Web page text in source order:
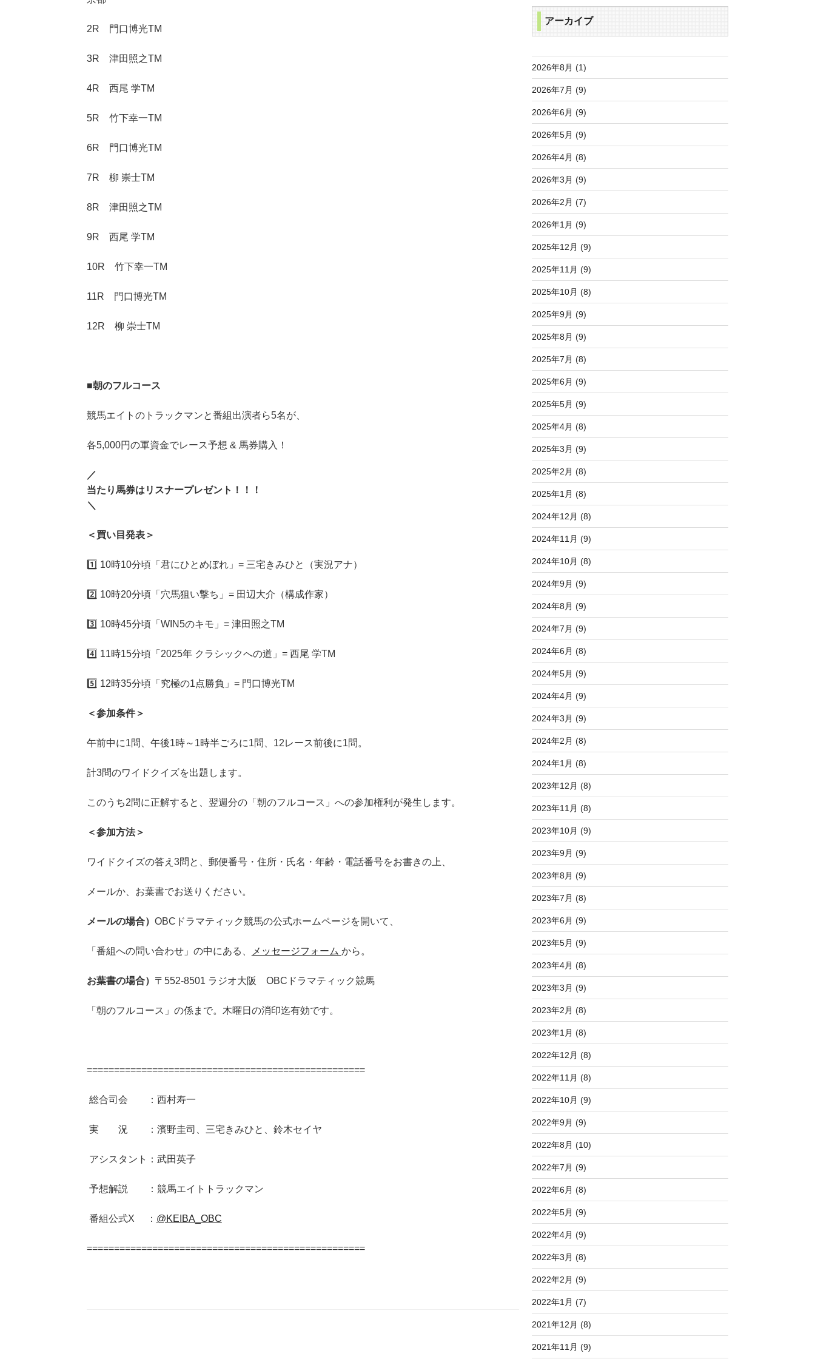
2R 門口博光TM
3R 津田照之TM
4R 西尾 学TM
5R 竹下幸一TM
6R 門口博光TM
7R 柳 崇士TM
8R 津田照之TM
9R 西尾 学TM
10R 竹下幸一TM
11R 門口博光TM
12R 柳 崇士TM
■朝のフルコース
競馬エイトのトラックマンと番組出演者ら5名が、
各5,000円の軍資金でレース予想 & 馬券購入！
／
当たり馬券はリスナープレゼント！！！
＼
＜買い目発表＞
1️⃣ 10時10分頃「君にひとめぼれ」= 三宅きみひと（実況アナ）
2️⃣ 10時20分頃「穴馬狙い撃ち」= 田辺大介（構成作家）
3️⃣ 10時45分頃「WIN5のキモ」= 津田照之TM
4️⃣ 11時15分頃「2025年 クラシックへの道」= 西尾 学TM
5️⃣ 12時35分頃「究極の1点勝負」= 門口博光TM
＜参加条件＞
午前中に1問、午後1時～1時半ごろに1問、12レース前後に1問。
計3問のワイドクイズを出題します。
このうち2問に正解すると、翌週分の「朝のフルコース」への参加権利が発生します。
＜参加方法＞
ワイドクイズの答え3問と、郵便番号・住所・氏名・年齢・電話番号をお書きの上、
メールか、お葉書でお送りください。
メールの場合） OBCドラマティック競馬の公式ホームページを開いて、
「番組への問い合わせ」の中にある、 メッセージフォーム から。
お葉書の場合） 〒552-8501 ラジオ大阪 OBCドラマティック競馬
「朝のフルコース」の係まで。木曜日の消印迄有効です。
===================================================
総合司会 ：西村寿一
実 況 ：濱野圭司、三宅きみひと、鈴木セイヤ
アシスタント：武田英子
予想解説 ：競馬エイトトラックマン
番組公式X ： @KEIBA_OBC
===================================================
アーカイブ
2026年8月 (1)
2026年7月 (9)
2026年6月 (9)
2026年5月 (9)
2026年4月 (8)
2026年3月 (9)
2026年2月 (7)
2026年1月 (9)
2025年12月 (9)
2025年11月 (9)
2025年10月 (8)
2025年9月 (9)
2025年8月 (9)
2025年7月 (8)
2025年6月 (9)
2025年5月 (9)
2025年4月 (8)
2025年3月 (9)
2025年2月 (8)
2025年1月 (8)
2024年12月 (8)
2024年11月 (9)
2024年10月 (8)
2024年9月 (9)
2024年8月 (9)
2024年7月 (9)
2024年6月 (8)
2024年5月 (9)
2024年4月 (9)
2024年3月 (9)
2024年2月 (8)
2024年1月 (8)
2023年12月 (8)
2023年11月 (8)
2023年10月 (9)
2023年9月 (9)
2023年8月 (9)
2023年7月 (8)
2023年6月 (9)
2023年5月 (9)
2023年4月 (8)
2023年3月 (9)
2023年2月 (8)
2023年1月 (8)
2022年12月 (8)
2022年11月 (8)
2022年10月 (9)
2022年9月 (9)
2022年8月 (10)
2022年7月 (9)
2022年6月 (8)
2022年5月 (9)
2022年4月 (9)
2022年3月 (8)
2022年2月 (9)
2022年1月 (7)
2021年12月 (8)
2021年11月 (9)